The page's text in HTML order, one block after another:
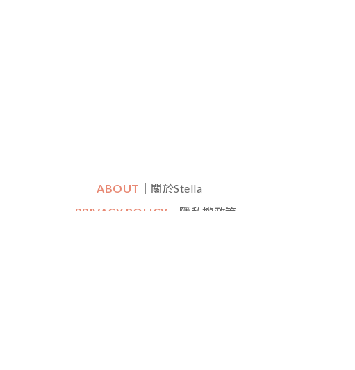
ABOUT ｜關於Stella
PRIVACY POLICY ｜隱私權政策